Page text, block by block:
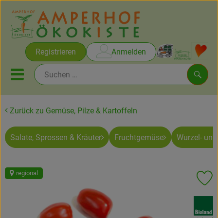
Registrieren Anmelden
Mobiles Menu öffnen oder
Rezepte
Themen
Obst & Gemüse
Zurück zu Gemüse, Pilze & Kartoffeln
Salate, Sprossen & Kräuter Fruchtgemüse Wurzel-
regional